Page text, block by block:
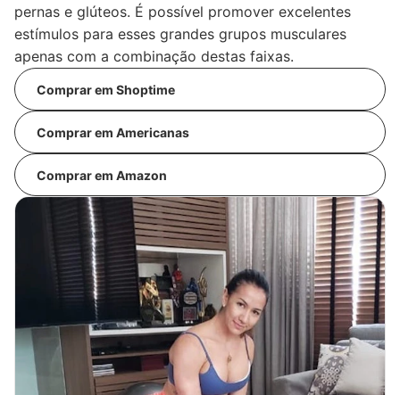
pernas e glúteos. É possível promover excelentes
estímulos para esses grandes grupos musculares
apenas com a combinação destas faixas.
Comprar em Shoptime
Comprar em Americanas
Comprar em Amazon